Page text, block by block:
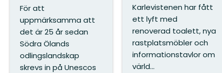
För att
uppmärksamma att
det är 25 år sedan
Södra Ölands
odlingslandskap
skrevs in på Unescos
Karlevistenen har fått
ett lyft med
renoverad toalett, nya
rastplatsmöbler och
informationstavlor om
värld...